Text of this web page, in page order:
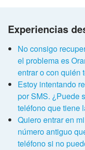
Experiencias
No consigo
el problema es
entrar o con quién
Estoy intentando
por SMS. ¿Puede
teléfono que tiene
Quiero entrar en
número antiguo
teléfono si no